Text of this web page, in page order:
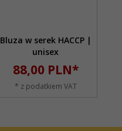
Bluza w serek HACCP |
unisex
88,00 PLN*
* z podatkiem VAT